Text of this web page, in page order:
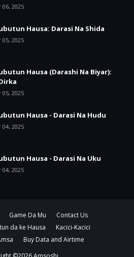
2025
Hausa: Darasi Na Shida
2025
Hausa (Darashi Na Biyar):
2025
Hausa - Darasi Na Hudu
2025
Hausa - Darasi Na Uku
2025
Game Da Mu
Contact Us
da ke Hausa
Kacici-Kacici
Buy Data and Airtime